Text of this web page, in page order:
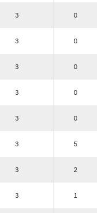
3 0
3 0
3 0
3 0
3 0
3 5
3 2
3 1